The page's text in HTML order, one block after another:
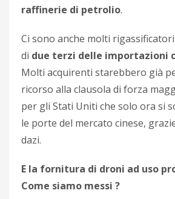
raffinerie di petrolio.
Ci sono anche molti
di due terzi delle importazioni
Molti acquirenti starebbero già
ricorso alla clausola di forza
per gli Stati Uniti che solo ora si
le porte del mercato cinese,
dazi.
E la fornitura di droni ad uso
Come siamo messi ?